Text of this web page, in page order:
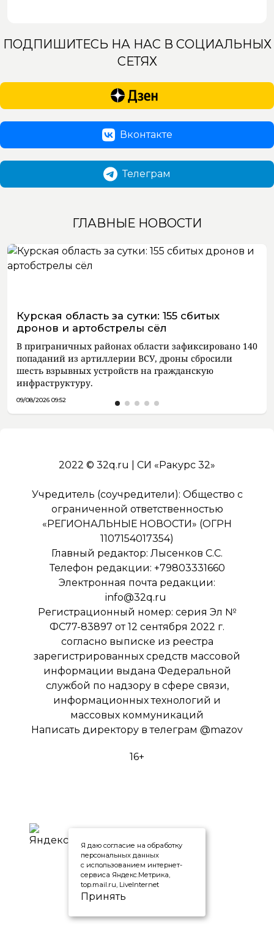
ПОДПИШИТЕСЬ НА НАС В СОЦИАЛЬНЫХ
СЕТЯХ
Вконтакте
Телеграм
ГЛАВНЫЕ НОВОСТИ
Курская область за сутки: 155 сбитых
дронов и артобстрелы сёл
В приграничных районах области зафиксировано 140
попаданий из артиллерии ВСУ, дроны сбросили
шесть взрывных устройств на гражданскую
инфраструктуру.
09/08/2026 09:52
2022 © 32q.ru | СИ «Ракурс 32»
Учредитель (соучредители): Общество с
ограниченной ответственностью
«РЕГИОНАЛЬНЫЕ НОВОСТИ» (ОГРН
1107154017354)
Главный редактор: Лысенков С.С.
Телефон редакции: +79803331660
Электронная почта редакции:
info@32q.ru
Регистрационный номер: серия Эл №
ФС77-83897 от 12 сентября 2022 г.
согласно выписке из реестра
зарегистрированных средств массовой
информации выдана Федеральной
службой по надзору в сфере связи,
информационных технологий и
массовых коммуникаций
Написать директору в телеграм @mazov
16+
Я даю согласие на обработку
персональных данных
с использованием интернет-
сервиса Яндекс.Метрика,
top.mail.ru, LiveInternet
Принять